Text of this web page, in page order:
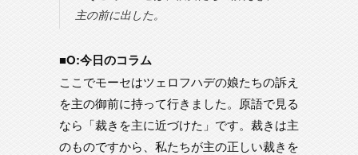
主の前に出した。
■O:今日のコラム
ここでモーセはツェロフハデの娘たちの訴え
を主の御前に持って行きました。原語で見る
なら「裁きを主に近づけた」です。裁きは主
のものですから、私たちが主の正しい裁きを